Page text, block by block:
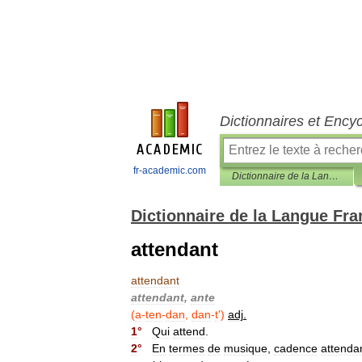
fr-academic.com
Dictionnaires et
Dictionnaire de la Langue Française d'Émile Littré
Dictionnaire de la Langue
attendant
attendant
attendant, ante
(a-ten-dan dan-t') adj
1° Qui attend
2° En termes de musique cadence